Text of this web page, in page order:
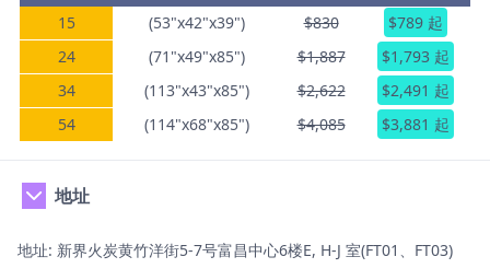
15 (53"x42"x39") $830
$789 起
24
(71"x49"x85") $1,887
$1,793 起
34
(113"x43"x85") $2,622
$2,491 起
54
(114"x68"x85") $4,085 $3,881 起
地址
地址: 新界火炭黄竹洋街5-7号富昌中心6楼E, H-J 室(FT01、FT03)